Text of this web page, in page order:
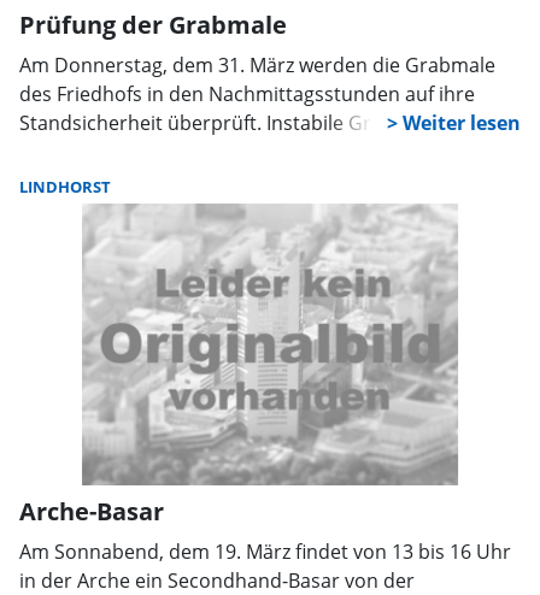
Prüfung der Grabmale
Am Donnerstag, dem 31. März werden die Grabmale
des Friedhofs in den Nachmittagsstunden auf ihre
Standsicherheit überprüft. Instabile Grabmale werden
nachfolgend informiert. Die Nutzungsberechtigten
sind dafür zuständig, die gekennzeichneten Grabmale
kurzfristig wieder standsicher aufstellen zu lassen.
Sollte sich bei der Überprüfung herausstellen, dass
von dem gelockerten Stein eine Unfallgefahr für die
Friedhofsbesucher ausgeht, muss er sofort gesichert
werden, zum Beispiel durch hinlegen.
LINDHORST
Arche-Basar
Am Sonnabend, dem 19. März findet von 13 bis 16 Uhr
in der Arche ein Secondhand-Basar von der